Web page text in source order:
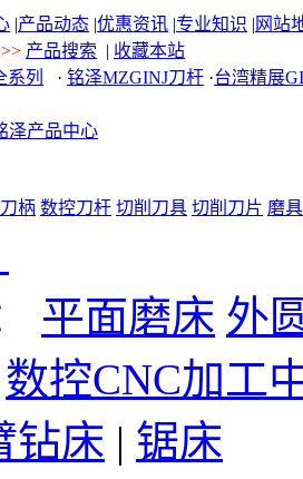
|产品动态 |优惠资讯 |专业知识 | 网站
>> 产品搜索 | 收藏本站
系列 · 铭泽MZGINJ刀杆 ·台湾精展
柄 数控刀杆 切削刀具 切削刀片 磨
平面磨床 外
数控CNC加工
钻床 | 锯床